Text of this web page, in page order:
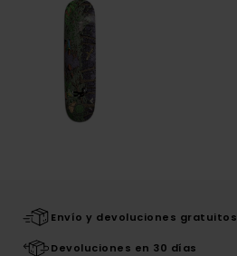
Envío y devoluciones
Devoluciones en 30 días